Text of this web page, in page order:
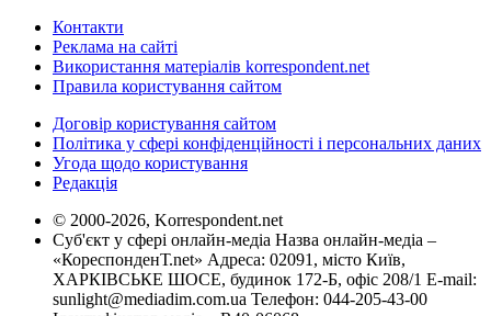
Контакти
Реклама на сайті
Використання матеріалів korrespondent.net
Правила користування сайтом
Договір користування сайтом
Політика у сфері конфіденційності і персональних даних
Угода щодо користування
Редакція
© 2000-2026, Korrespondent.net
Суб'єкт у сфері онлайн-медіа Назва онлайн-медіа –
«КореспонденТ.net» Адреса: 02091, місто Київ,
ХАРКІВСЬКЕ ШОСЕ, будинок 172-Б, офіс 208/1 E-mail:
sunlight@mediadim.com.ua Телефон: 044-205-43-00